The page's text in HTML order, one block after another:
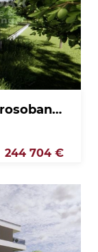
BEZ PROVIZIJE! Sesvete - Trosoban stan na 2. katu, 76,47 m2
244 704 €